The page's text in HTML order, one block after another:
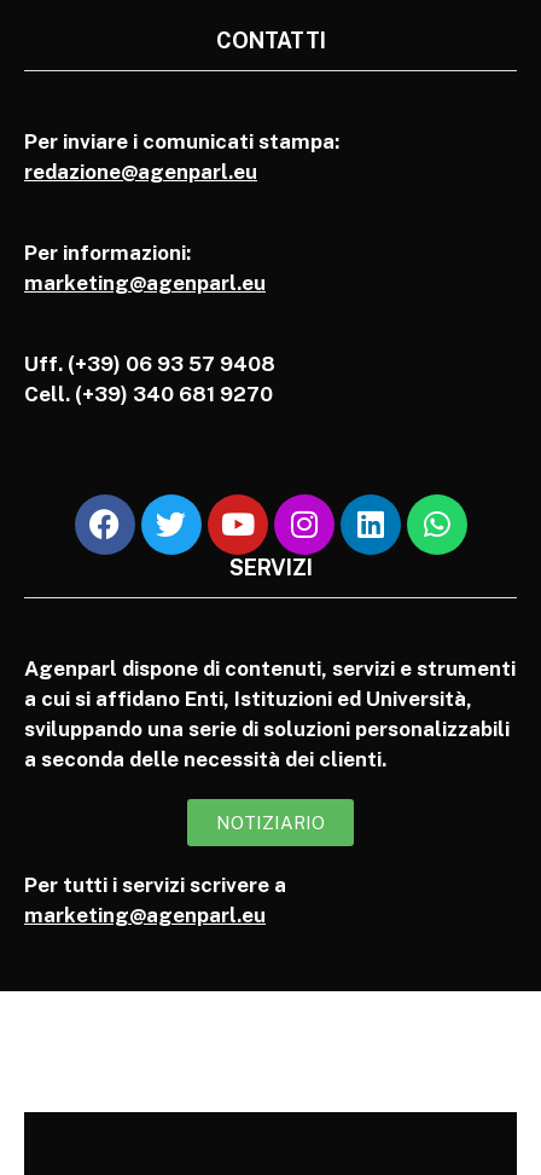
CONTATTI
Per inviare i comunicati stampa:
redazione@agenparl.eu
Per informazioni:
marketing@agenparl.eu
Uff. (+39) 06 93 57 9408
Cell. (+39) 340 681 9270
SERVIZI
Agenparl dispone di contenuti, servizi e strumenti
a cui si affidano Enti, Istituzioni ed Università,
sviluppando una serie di soluzioni personalizzabili
a seconda delle necessità dei clienti.
NOTIZIARIO
Per tutti i servizi scrivere a
marketing@agenparl.eu